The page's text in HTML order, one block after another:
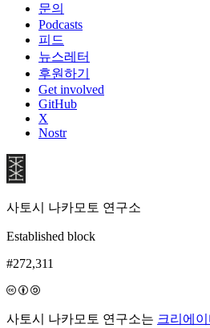
문의
Podcasts
피드
뉴스레터
후원하기
Get involved
GitHub
X
Nostr
사토시 나카모토 연구소
Established block
#272,311
사토시 나카모토 연구소는 크리에